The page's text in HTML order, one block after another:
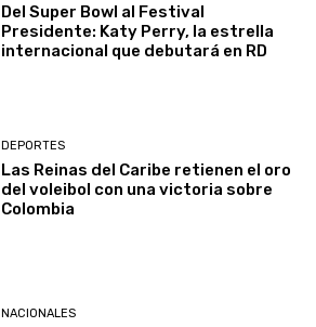
Del Super Bowl al Festival
Presidente: Katy Perry, la estrella
internacional que debutará en RD
DEPORTES
Las Reinas del Caribe retienen el oro
del voleibol con una victoria sobre
Colombia
NACIONALES